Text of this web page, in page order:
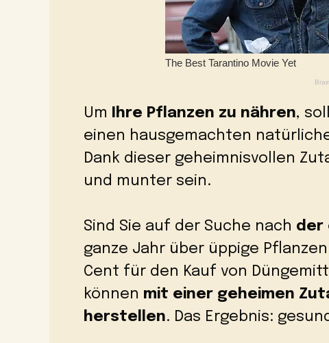
Um Ihre Pflanzen zu nähren,
einen hausgemachten
Dank dieser geheimnisvollen
und munter sein.
Sind Sie auf der Suche nach der
ganze Jahr über üppige
Cent für den Kauf von
können mit einer geheimen
herstellen. Das Ergebnis: